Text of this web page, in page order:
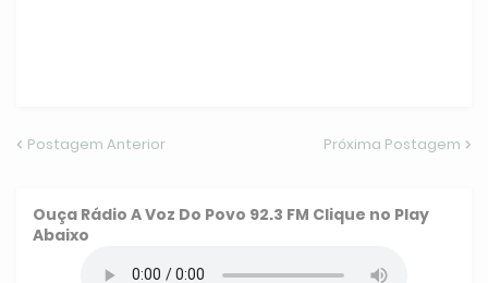
Postagem Anterior Próxima Postagem
Ouça Rádio A Voz Do Povo 92.3 FM Clique no Play
Abaixo